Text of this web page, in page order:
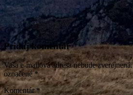
Pridaj komentár
Vaša e-mailová adresa nebude zverejnená.
označené*
Komentár*